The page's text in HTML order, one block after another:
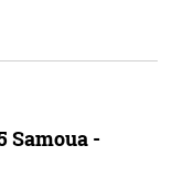
Samoua -